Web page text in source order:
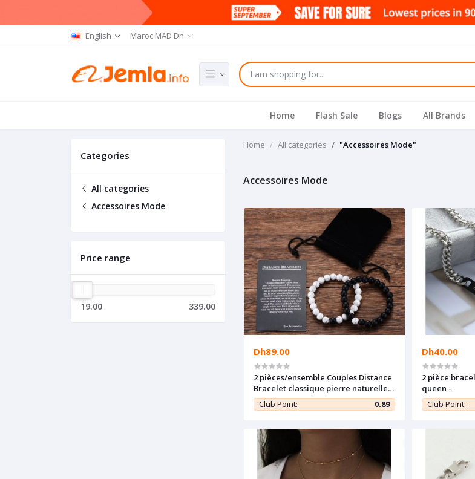
English Maroc MAD Dh
Home Flash Sale Blogs All Brands
Categories
All categories
Accessoires Mode
Price range
19.00 339.00
Home All categories "Accessoires Mode"
Accessoires Mode
Dh89.00
2 pièces/ensemble Couples Distance
Bracelet classique pierre naturelle
blanc et noir pour hommes femmes
meilleur ami chaud+sac d'opp
Club Point: 0.89
Dh40.00
2 pièce
queen -
Club Point: